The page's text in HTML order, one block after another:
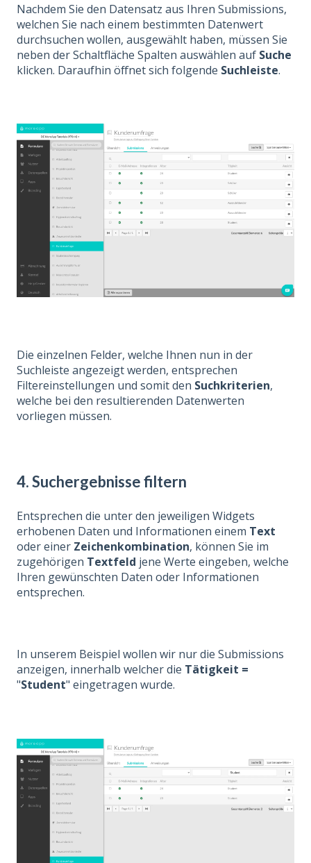
Nachdem Sie den Datensatz aus Ihren Submissions,
welchen Sie nach einem bestimmten Datenwert
durchsuchen wollen, ausgewählt haben, müssen Sie
neben der Schaltfläche Spalten auswählen auf Suche
klicken. Daraufhin öffnet sich folgende Suchleiste.
Die einzelnen Felder, welche Ihnen nun in der
Suchleiste angezeigt werden, entsprechen
Filtereinstellungen und somit den Suchkriterien,
welche bei den resultierenden Datenwerten
vorliegen müssen.
4. Suchergebnisse filtern
Entsprechen die unter den jeweiligen Widgets
erhobenen Daten und Informationen einem Text
oder einer Zeichenkombination, können Sie im
zugehörigen Textfeld jene Werte eingeben, welche
Ihren gewünschten Daten oder Informationen
entsprechen.
In unserem Beispiel wollen wir nur die Submissions
anzeigen, innerhalb welcher die Tätigkeit =
"Student" eingetragen wurde.